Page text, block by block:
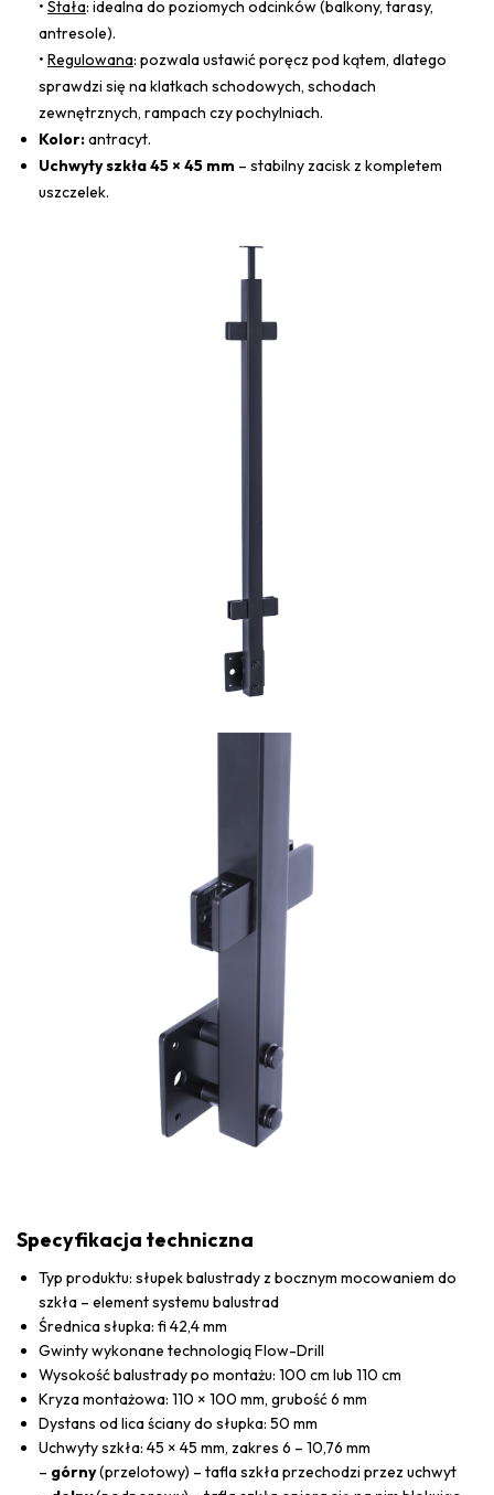
• Stała: idealna do poziomych odcinków (balkony, tarasy,
antresole).
• Regulowana: pozwala ustawić poręcz pod kątem, dlatego
sprawdzi się na klatkach schodowych, schodach
zewnętrznych, rampach czy pochylniach.
Kolor:antracyt.
Uchwyty szkła 45 × 45 mm – stabilny zacisk z kompletem
uszczelek.
Specyfikacja techniczna
Typ produktu: słupek balustrady z bocznym mocowaniem do
szkła – element systemu balustrad
Średnica słupka: fi 42,4 mm
Gwinty wykonane technologią Flow-Drill
Wysokość balustrady po montażu: 100 cm lub 110 cm
Kryza montażowa: 110 × 100 mm, grubość 6 mm
Dystans od lica ściany do słupka: 50 mm
Uchwyty szkła: 45 × 45 mm, zakres 6 – 10,76 mm
– górny(przelotowy) – tafla szkła przechodzi przez uchwyt